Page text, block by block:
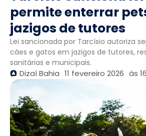
permite enterrar
jazigos de tutores
Lei sancionada por Tarcísio autoriza
cães e gatos em jazigos de tutores,
sanitárias e municipais.
Dizaí Bahia 11 fevereiro 2026 às